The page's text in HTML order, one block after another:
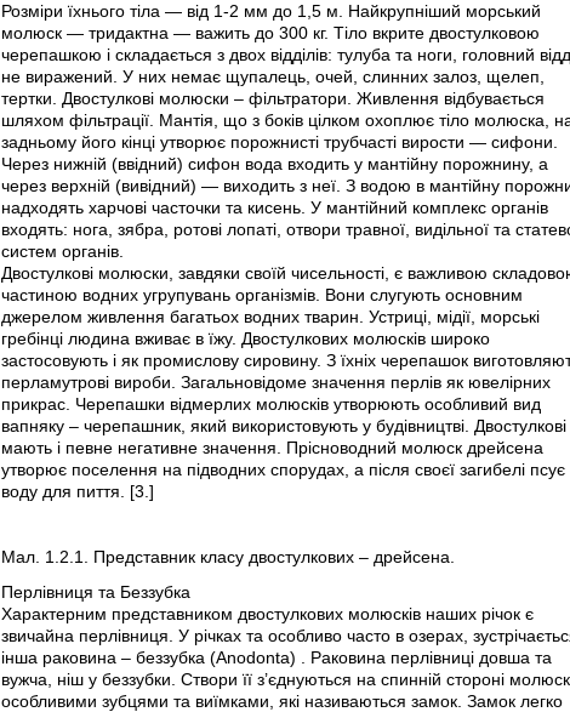
Розміри їхнього тіла — від 1-2 мм до 1,5 м. Найкрупніший морський
молюск — тридактна — важить до 300 кг. Тіло вкрите двостулковою
черепашкою і складається з двох відділів: тулуба та ноги, головний
не виражений. У них немає щупалець, очей, слинних залоз, щелеп,
тертки. Двостулкові молюски – фільтратори. Живлення відбувається
шляхом фільтрації. Мантія, що з боків цілком охоплює тіло молюска,
задньому його кінці утворює порожнисті трубчасті вирости — сифони.
Через нижній (ввідний) сифон вода входить у мантійну порожнину, а
через верхній (вивідний) — виходить з неї. З водою в мантійну
надходять харчові часточки та кисень. У мантійний комплекс органів
входять: нога, зябра, ротові лопаті, отвори травної, видільної та
систем органів.
Двостулкові молюски, завдяки своїй чисельності, є важливою
частиною водних угрупувань організмів. Вони слугують основним
джерелом живлення багатьох водних тварин. Устриці, мідії, морські
гребінці людина вживає в їжу. Двостулкових молюсків широко
застосовують і як промислову сировину. З їхніх черепашок
перламутрові вироби. Загальновідоме значення перлів як ювелірних
прикрас. Черепашки відмерлих молюсків утворюють особливий вид
вапняку – черепашник, який використовують у будівництві. Двостулкові
мають і певне негативне значення. Прісноводний молюск дрейсена
утворює поселення на підводних спорудах, а після своєї загибелі псує
воду для пиття. [3.]
Мал. 1.2.1. Представник класу двостулкових – дрейсена.
Перлівниця та Беззубка
Характерним представником двостулкових молюсків наших річок є
звичайна перлівниця. У річках та особливо часто в озерах,
інша раковина – беззубка (Anodonta) . Раковина перлівниці довша та
вужча, ніш у беззубки. Створи її з’єднуються на спинній стороні
особливими зубцями та виїмками, які називаються замок. Замок легко